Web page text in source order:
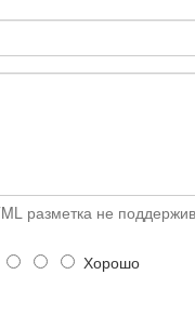
разметка не
Хорошо